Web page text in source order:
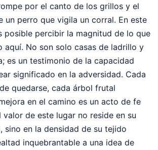
por el canto de los grillos y el
un perro que vigila un corral. En este
posible percibir la magnitud de lo que
aquí. No son solo casas de ladrillo y
es un testimonio de la capacidad
significado en la adversidad. Cada
quedarse, cada árbol frutal
en el camino es un acto de fe
valor de este lugar no reside en su
sino en la densidad de su tejido
inquebrantable a una idea de